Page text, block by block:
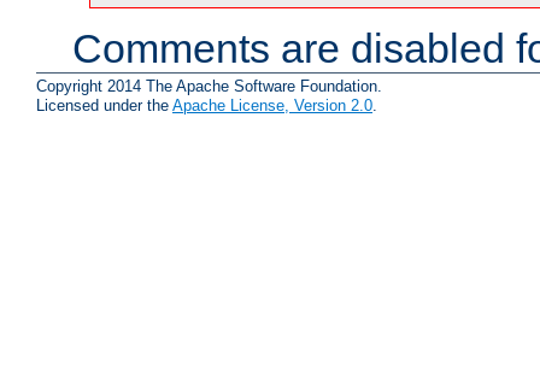
Comments are disabled
Copyright 2014 The Apache Software Foundation.
Licensed under the Apache License, Version 2.0